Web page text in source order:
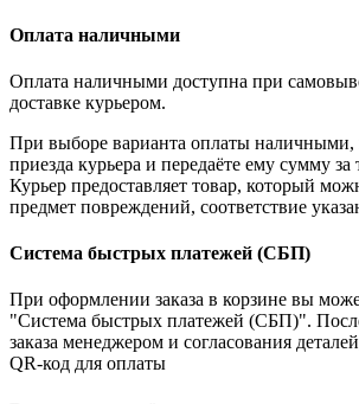
Оплата наличными
Оплата наличными доступна при
доставке курьером.
При выборе варианта оплаты наличными,
приезда курьера и передаёте ему сумму за
Курьер предоставляет товар, который
предмет повреждений, соответствие
Система быстрых платежей (СБП)
При оформлении заказа в корзине вы
"Система быстрых платежей (СБП)".
заказа менеджером и согласования
QR-код для оплаты